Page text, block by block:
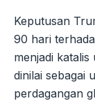
Keputusan
90 hari
menjadi
dinilai sebagai
perdagangan